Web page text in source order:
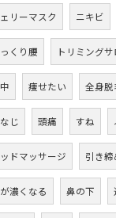
リーマスク ニキビ
くり腰 トリミング
痩せたい 全身脱
じ 頭痛 すね
ドマッサージ 引き締
濃くなる 鼻の下